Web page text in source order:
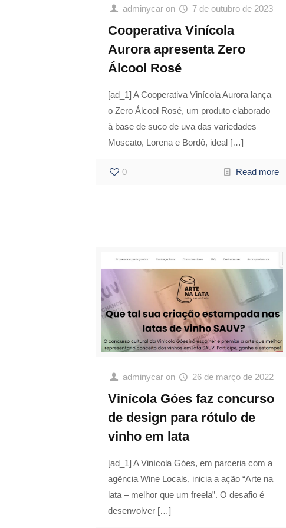
adminycar on 7 de outubro de 2023
Cooperativa Vinícola
Aurora apresenta Zero
Álcool Rosé
[ad_1] A Cooperativa Vinícola Aurora lança
o Zero Álcool Rosé, um produto elaborado
à base de suco de uva das variedades
Moscato, Lorena e Bordô, ideal[…]
0 Read more
adminycar on 26 de março de 2022
Vinícola Góes faz concurso
de design para rótulo de
vinho em lata
[ad_1] A Vinícola Góes, em parceria com a
agência Wine Locals, inicia a ação “Arte na
lata – melhor que um freela”. O desafio é
desenvolver[…]